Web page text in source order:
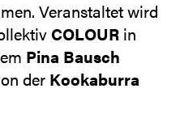
Veranstaltet wird
COLOUR in
Pina Bausch
der Kookaburra